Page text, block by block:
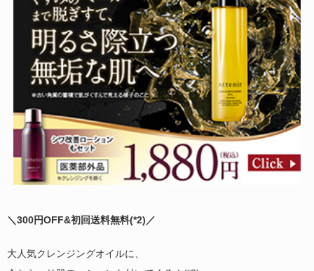
＼300円OFF&初回送料無料(*2)／
大人気クレンジングオイルに、